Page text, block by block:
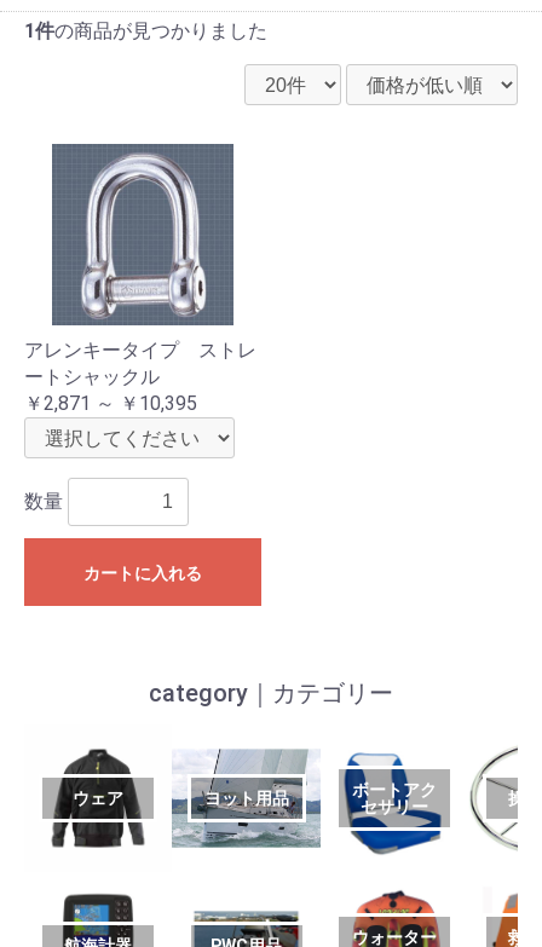
1件の商品が見つかりました
アレンキータイプ ストレ
ートシャックル
￥2,871 ～ ￥10,395
数量
カートに入れる
category｜カテゴリー
ウェア ヨット用品
ボートアク
セサリー
操
ウォーター
救